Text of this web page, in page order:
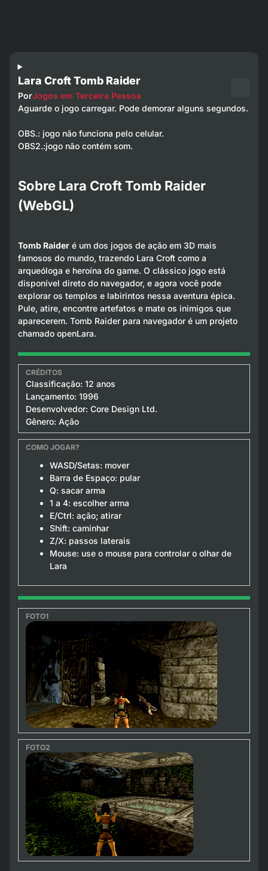
Lara Croft Tomb Raider
PorJogos em Terceira Pessoa
Aguarde o jogo carregar. Pode demorar alguns segundos.
OBS.: jogo não funciona pelo celular.
OBS2.:jogo não contém som.
Sobre Lara Croft Tomb Raider
(WebGL)
Tomb Raideré um dos jogos de ação em 3D mais
famosos do mundo, trazendo Lara Croft como a
arqueóloga e heroína do game. O clássico jogo está
disponível direto do navegador, e agora você pode
explorar os templos e labirintos nessa aventura épica.
Pule, atire, encontre artefatos e mate os inimigos que
aparecerem. Tomb Raider para navegador é um projeto
chamado openLara.
Classificação: 12 anos
Lançamento: 1996
Desenvolvedor: Core Design Ltd.
Gênero: Ação
WASD/Setas: mover
Barra de Espaço: pular
Q: sacar arma
1 a 4: escolher arma
E/Ctrl: ação; atirar
Shift: caminhar
Z/X: passos laterais
Mouse: use o mouse para controlar o olhar de
Lara